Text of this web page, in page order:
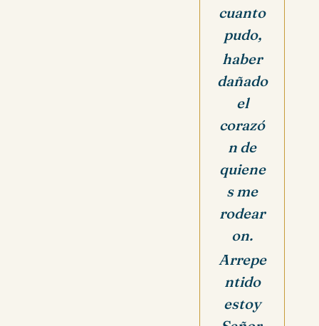
cuanto
pudo,
haber
dañado
el
corazó
n de
quiene
s me
rodear
on.
Arrepe
ntido
estoy